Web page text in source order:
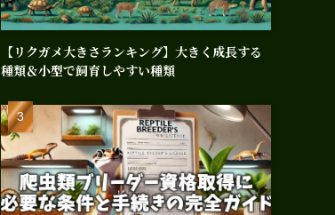
【リクガメ大きさランキング】大きく成長する
種類＆小型で飼育しやすい種類